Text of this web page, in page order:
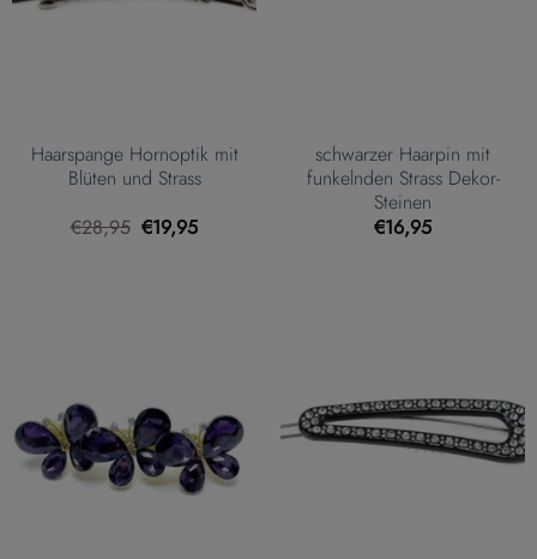
Haarspange Hornoptik mit
Blüten und Strass
€28,95 Ursprünglicher
Preis
€19,95Aktueller
schwarzer Haarpin mit
funkelnden Strass Dekor-
Steinen
€16,95